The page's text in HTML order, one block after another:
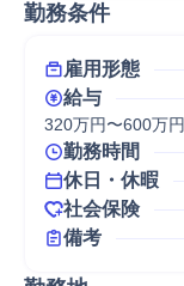
勤務条件
雇用形態
給与
320万円〜600万円
勤務時間
休日・休暇
社会保険
備考